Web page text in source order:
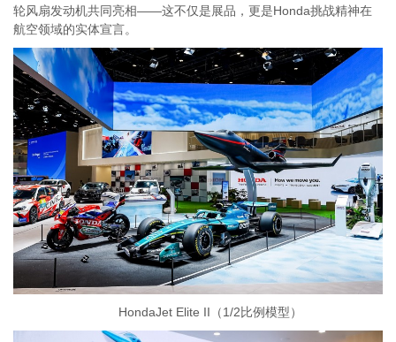
轮风扇发动机共同亮相——这不仅是展品，更是Honda挑战精神在
航空领域的实体宣言。
HondaJet Elite II（1/2比例模型）